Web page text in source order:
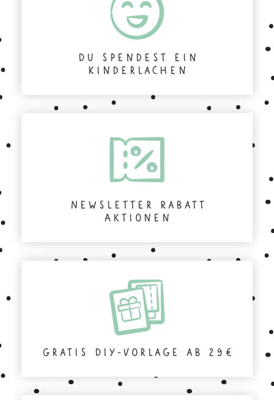
Du spendest ein
Kinderlachen
Newsletter Rabatt
Aktionen
Gratis DIY-Vorlage ab 29€